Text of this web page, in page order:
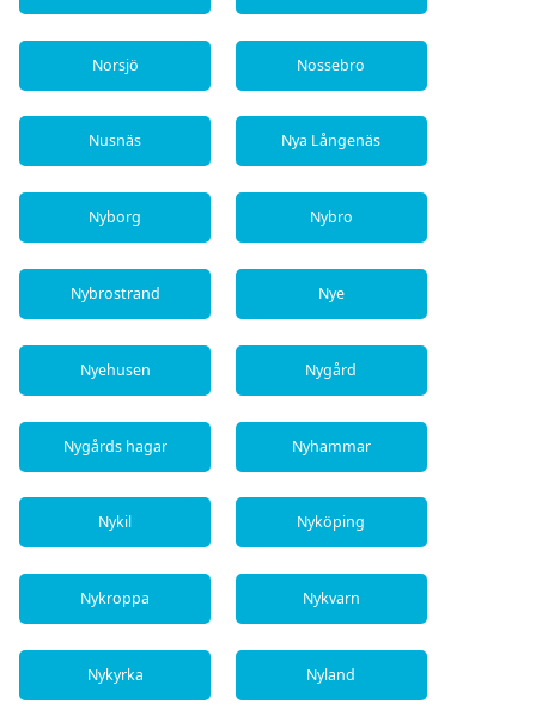
Norsjö Nossebro
Nusnäs Nya Långenäs
Nyborg Nybro
Nybrostrand Nye
Nyehusen Nygård
Nygårds hagar Nyhammar
Nykil Nyköping
Nykroppa Nykvarn
Nykyrka Nyland